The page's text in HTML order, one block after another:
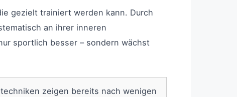
gezielt trainiert werden kann. Durch
an ihrer inneren
sportlich besser – sondern wächst
zeigen bereits nach wenigen